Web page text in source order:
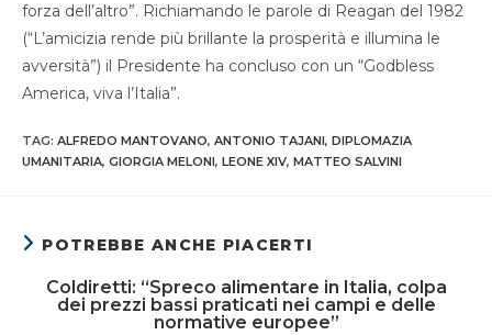
forza dell’altro”. Richiamando le parole di Reagan del 1982
(“L’amicizia rende più brillante la prosperità e illumina le
avversità”) il Presidente ha concluso con un “Godbless
America, viva l’Italia”.
TAG: ALFREDO MANTOVANO, ANTONIO TAJANI, DIPLOMAZIA
UMANITARIA, GIORGIA MELONI, LEONE XIV, MATTEO SALVINI
POTREBBE ANCHE PIACERTI
Coldiretti: “Spreco alimentare in Italia, colpa
dei prezzi bassi praticati nei campi e delle
normative europee”